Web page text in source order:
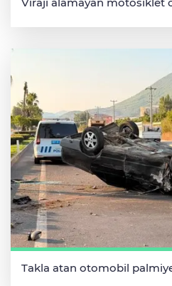
Virajı alamayan motosiklet
Takla atan otomobil palmiye